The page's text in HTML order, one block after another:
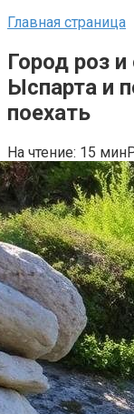
Главная страница
Город роз
Ыспарта и
поехать
На чтение: 15 мин